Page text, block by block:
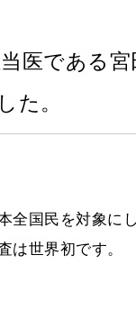
医である
た。
全国民を対象に
は世界初です。